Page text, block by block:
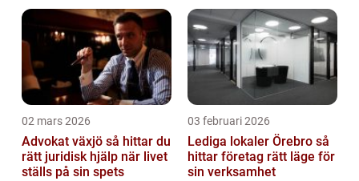
02 mars 2026
Advokat växjö så hittar du
rätt juridisk hjälp när livet
ställs på sin spets
03 februari 2026
Lediga lokaler Örebro så
hittar företag rätt läge för
sin verksamhet